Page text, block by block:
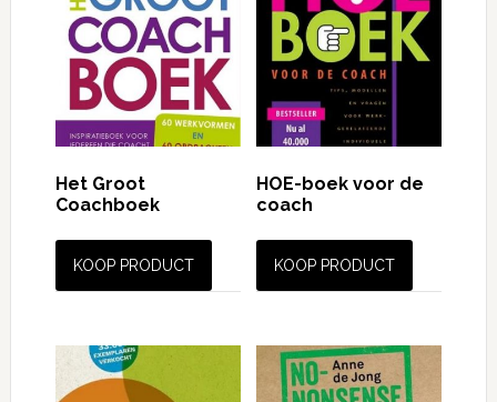
Het Groot
Coachboek
KOOP PRODUCT
HOE-boek voor de
coach
KOOP PRODUCT